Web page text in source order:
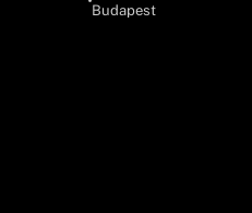
Budapest